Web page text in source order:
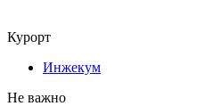
Курорт
Инжекум
Не важно